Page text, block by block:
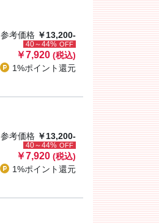
参考価格 ￥13,200-
40～44% OFF
￥7,920 (税込)
1%ポイント還元
参考価格 ￥13,200-
40～44% OFF
￥7,920 (税込)
1%ポイント還元